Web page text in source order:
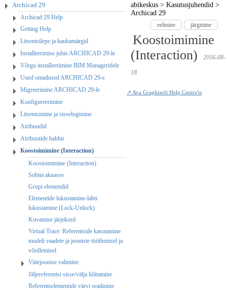
Archicad 29
Archicad 29 Help
Getting Help
Litsentsilepe ja kaubamärgid
Installeerimise juhis ARCHICAD 29-le
Võrgu installeerimine BIM Manageridele
Uued omadused ARCHICAD 29-s
Migreerimine ARCHICAD 29-le
Konfigureerimine
Litsentsimine ja sisselogimine
Atribuudid
Atribuutide haldur
Koostoimimine (Interaction)
Koostoimimine (Interaction)
Sobita aknasse
Grupi elemendid
Elementide lukustamine-lahti
lukustamine (Lock-Unlock)
Kuvamise järjekord
Virtual Trace: Referentside kasutamine
mudeli vaadete ja jooniste töötlemisel ja
võrdlemisel
Viitejoonise valimine
Jäljereferentsi sisse/välja lülitamine
Referentselementide värvi seadmine
abikeskus > Kasutusjuhendid >
Archicad 29
eelmine järgmine
Koostoimimine
(Interaction)
2016-08-
18
↗ Ava Graphisoft Help Centre'is